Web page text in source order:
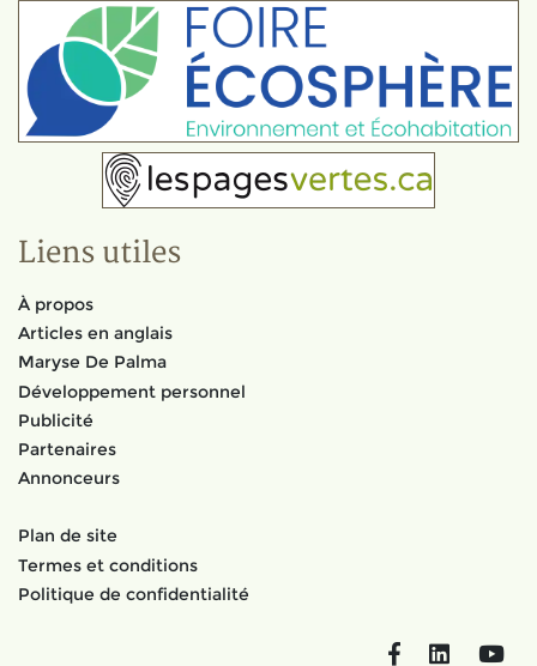
Liens utiles
À propos
Articles en anglais
Maryse De Palma
Développement personnel
Publicité
Partenaires
Annonceurs
Plan de site
Termes et conditions
Politique de confidentialité
FacebookLinkedIn